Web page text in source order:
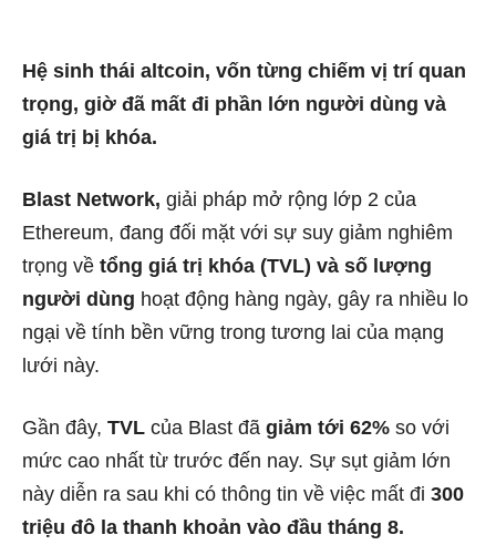
Hệ sinh thái altcoin, vốn từng chiếm vị trí quan
trọng, giờ đã mất đi phần lớn người dùng và
giá trị bị khóa.
Blast Network, giải pháp mở rộng lớp 2 của
Ethereum, đang đối mặt với sự suy giảm nghiêm
trọng về tổng giá trị khóa (TVL) và số lượng
người dùng hoạt động hàng ngày, gây ra nhiều lo
ngại về tính bền vững trong tương lai của mạng
lưới này.
Gần đây, TVL của Blast đã giảm tới 62% so với
mức cao nhất từ trước đến nay. Sự sụt giảm lớn
này diễn ra sau khi có thông tin về việc mất đi 300
triệu đô la thanh khoản vào đầu tháng 8.